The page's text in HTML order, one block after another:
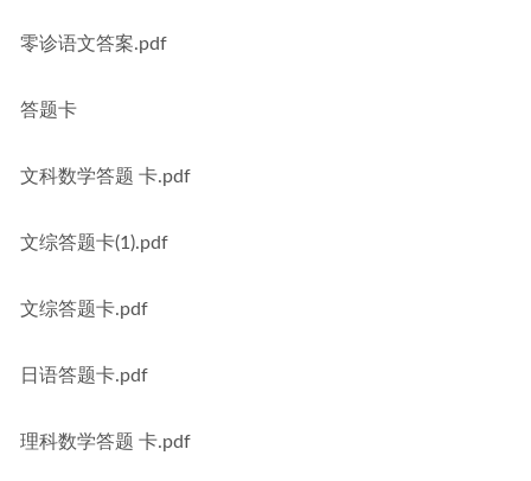
零诊语文答案.pdf
答题卡
文科数学答题 卡.pdf
文综答题卡(1).pdf
文综答题卡.pdf
日语答题卡.pdf
理科数学答题 卡.pdf